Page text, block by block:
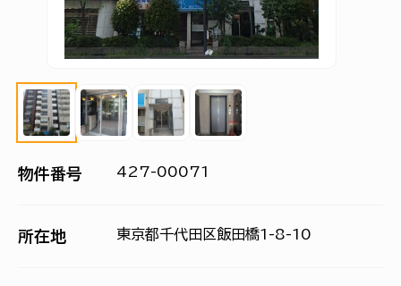
物件番号 427-00071
所在地 東京都千代田区飯田橋1-8-10